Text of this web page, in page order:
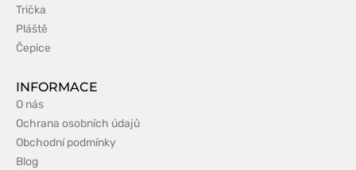
Trička
Pláště
Čepice
INFORMACE
O nás
Ochrana osobních údajů
Obchodní podmínky
Blog